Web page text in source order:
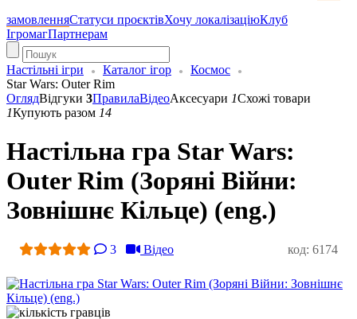
замовленняСтатуси проєктівХочу локалізаціюКлуб
ІгромагПартнерам
Настільні ігри Каталог ігор
Космос
Star Wars: Outer Rim
ОглядВідгуки 3ПравилаВідеоАксесуари 1Схожі товари
1Купують разом 14
Настільна гра Star Wars:
Outer Rim (Зоряні Війни:
Зовнішнє Кільце) (eng.)
3 Відео код: 6174